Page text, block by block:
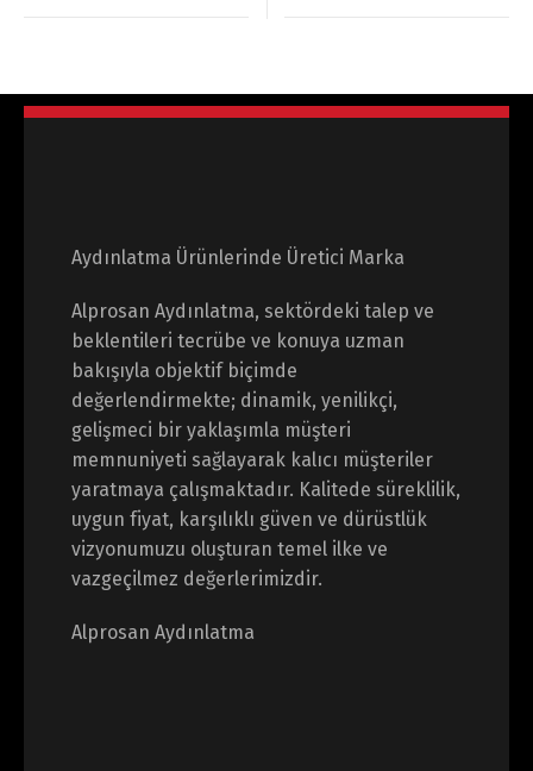
Aydınlatma Ürünlerinde Üretici Marka
Alprosan Aydınlatma, sektördeki talep ve
beklentileri tecrübe ve konuya uzman
bakışıyla objektif biçimde
değerlendirmekte; dinamik, yenilikçi,
gelişmeci bir yaklaşımla müşteri
memnuniyeti sağlayarak kalıcı müşteriler
yaratmaya çalışmaktadır. Kalitede süreklilik,
uygun fiyat, karşılıklı güven ve dürüstlük
vizyonumuzu oluşturan temel ilke ve
vazgeçilmez değerlerimizdir.
Alprosan Aydınlatma